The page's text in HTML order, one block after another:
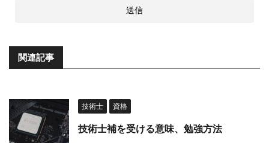
関連記事
技術士 資格
技術士補を受ける意味、勉強方法